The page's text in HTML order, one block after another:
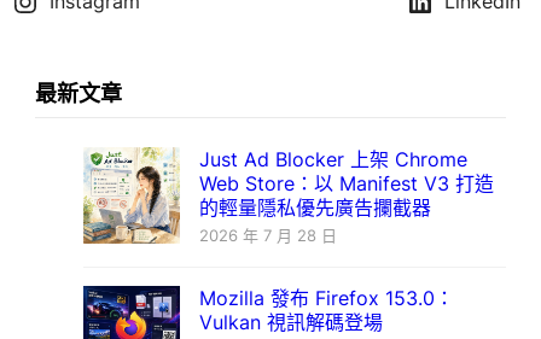
最新文章
Just Ad Blocker 上架 Chrome
Web Store：以 Manifest V3 打造
的輕量隱私優先廣告攔截器
2026 年 7 月 28 日
Mozilla 發布 Firefox 153.0：
Vulkan 視訊解碼登場